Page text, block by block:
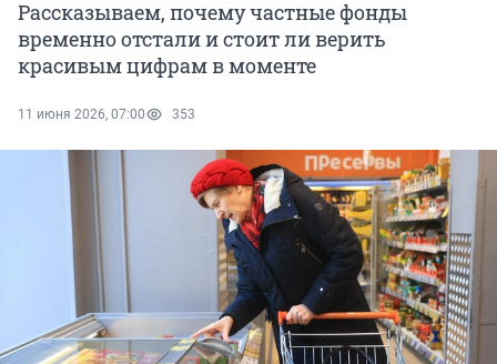
Рассказываем, почему частные фонды
временно отстали и стоит ли верить
красивым цифрам в моменте
11 июня 2026, 07:00 353